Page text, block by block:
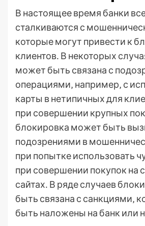
В настоящее время банки
сталкиваются с
которые могут привести к
клиентов․ В некоторых
может быть связана с
операциями‚ например‚ с
карты в нетипичных для
при совершении крупных
блокировка может быть
подозрениями в
при попытке использовать
при совершении покупок на
сайтах․ В ряде случаев
быть связана с санкциями‚
быть наложены на банк или